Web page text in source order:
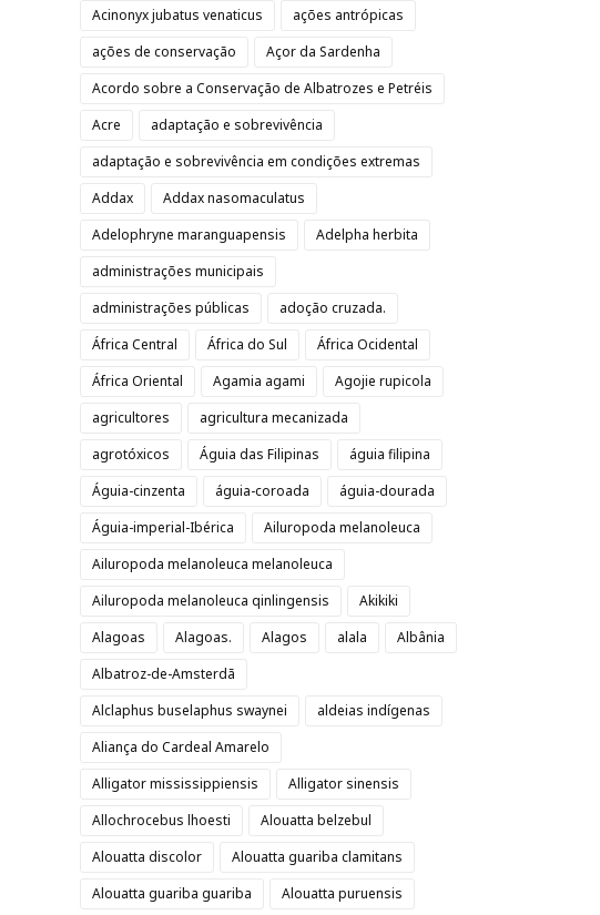
Acinonyx jubatus venaticus
ações antrópicas
ações de conservação
Açor da Sardenha
Acordo sobre a Conservação de Albatrozes e Petréis
Acre
adaptação e sobrevivência
adaptação e sobrevivência em condições extremas
Addax
Addax nasomaculatus
Adelophryne maranguapensis
Adelpha herbita
administrações municipais
administrações públicas
adoção cruzada.
África Central
África do Sul
África Ocidental
África Oriental
Agamia agami
Agojie rupicola
agricultores
agricultura mecanizada
agrotóxicos
Águia das Filipinas
águia filipina
Águia-cinzenta
águia-coroada
águia-dourada
Águia-imperial-Ibérica
Ailuropoda melanoleuca
Ailuropoda melanoleuca melanoleuca
Ailuropoda melanoleuca qinlingensis
Akikiki
Alagoas
Alagoas. Alagos alala
Albânia
Albatroz-de-Amsterdã
Alclaphus buselaphus swaynei
aldeias indígenas
Aliança do Cardeal Amarelo
Alligator mississippiensis
Alligator sinensis
Allochrocebus lhoesti
Alouatta belzebul
Alouatta discolor
Alouatta guariba clamitans
Alouatta guariba guariba
Alouatta puruensis